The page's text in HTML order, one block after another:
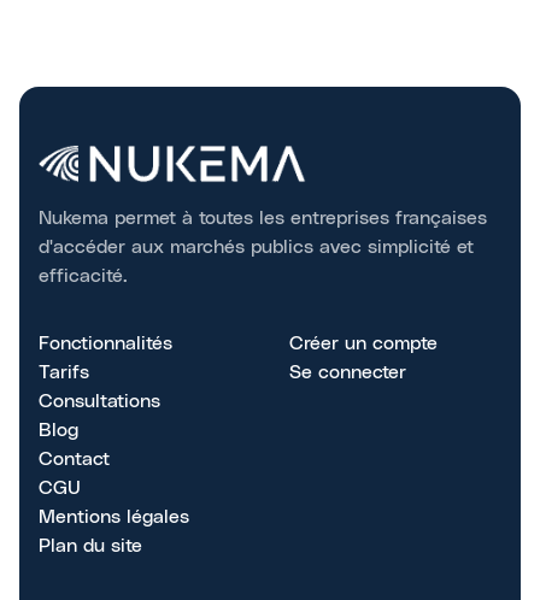
Nukema permet à toutes les entreprises françaises
d'accéder aux marchés publics avec simplicité et
efficacité.
Fonctionnalités
Tarifs
Consultations
Blog
Contact
CGU
Mentions légales
Plan du site
Créer un compte
Se connecter